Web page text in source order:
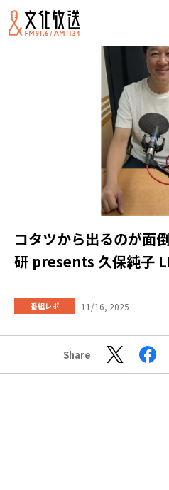
コタツから出るのが面
研 presents 久保純子
番組レポ 11/16, 2025
Share